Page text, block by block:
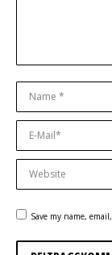
Name *
E-Mail *
Website
Save my name,